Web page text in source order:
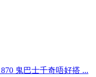
鬼巴士千奇唔好搭 ...